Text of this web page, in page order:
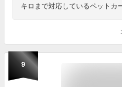
キロまで対応しているペットカ
9